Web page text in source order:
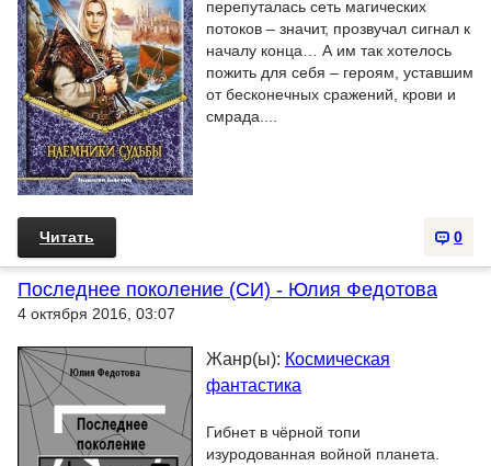
перепуталась сеть магических
потоков – значит, прозвучал сигнал к
началу конца… А им так хотелось
пожить для себя – героям, уставшим
от бесконечных сражений, крови и
смрада....
0
Читать
Последнее поколение (СИ) - Юлия Федотова
4 октября 2016, 03:07
Жанр(ы): Космическая
фантастика
Гибнет в чёрной топи
изуродованная войной планета.